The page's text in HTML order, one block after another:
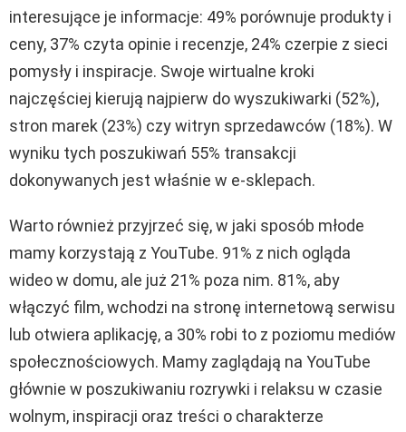
interesujące je informacje: 49% porównuje produkty i
ceny, 37% czyta opinie i recenzje, 24% czerpie z sieci
pomysły i inspiracje. Swoje wirtualne kroki
najczęściej kierują najpierw do wyszukiwarki (52%),
stron marek (23%) czy witryn sprzedawców (18%). W
wyniku tych poszukiwań 55% transakcji
dokonywanych jest właśnie w e-sklepach.
Warto również przyjrzeć się, w jaki sposób młode
mamy korzystają z YouTube. 91% z nich ogląda
wideo w domu, ale już 21% poza nim. 81%, aby
włączyć film, wchodzi na stronę internetową serwisu
lub otwiera aplikację, a 30% robi to z poziomu mediów
społecznościowych. Mamy zaglądają na YouTube
głównie w poszukiwaniu rozrywki i relaksu w czasie
wolnym, inspiracji oraz treści o charakterze